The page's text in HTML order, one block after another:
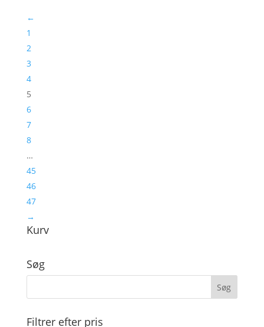
←
1
2
3
4
5
6
7
8
…
45
46
47
→
Kurv
Søg
Filtrer efter pris